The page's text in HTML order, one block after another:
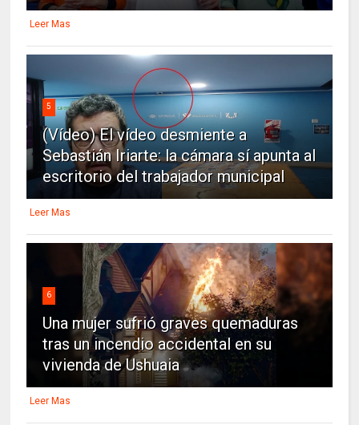
Leer Mas
5
(Vídeo) El vídeo desmiente a
Sebastián Iriarte: la cámara sí apunta al
escritorio del trabajador municipal
Leer Mas
6
Una mujer sufrió graves quemaduras
tras un incendio accidental en su
vivienda de Ushuaia
Leer Mas